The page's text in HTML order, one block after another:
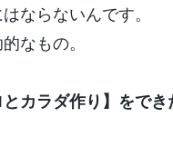
ならないんです。
なもの。
とカラダ作り】をで